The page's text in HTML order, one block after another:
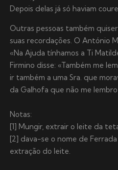
Depois delas já só haviam
Outras pessoas também
suas recordações. O António
«Na Ajuda tínhamos a Ti
Firmino disse: «Também me
ir também a uma Sra. que
da Galhofa que não me
Notas:
[1] Mungir, extrair o leite da
[2] dava-se o nome de
extração do leite.